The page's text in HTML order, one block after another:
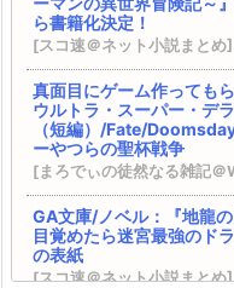
俺は最強になる ~魔力を失
様を救ったらキスをせがま
カクヨム：『終末世界の
戻ったら人類と悪魔が戦争
世界で勇者になれなかった
に生きたいと思います～』
SQEXノベル：『天才魔法
境領主になったら、こう
紙
完結済みのおすすめ作品
DREノベルス：『魔法の瓶
ら書籍化決定！
[スコ速＠ネット小説まと
真面目にゲーム作っても
ウルトラ・スーパー・デ
（短編）/Fate/
ーやつらの聖杯戦争
GA文庫/ノベル：『地龍
目覚めたら迷宮最強のド
の表紙
[スコ速＠ネット小説まと